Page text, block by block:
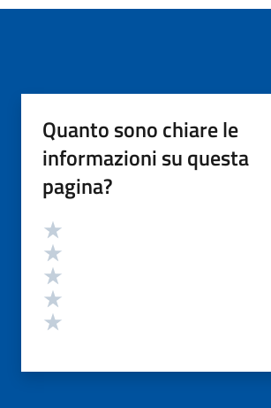
Quanto sono chiare le
informazioni su questa
pagina?
Valutazione